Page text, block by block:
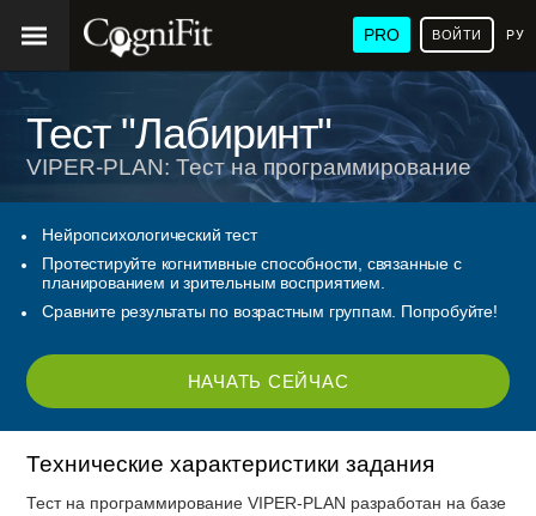
PRO ВОЙТИ
Тест "Лабиринт"
VIPER-PLAN: Тест на программирование
Нейропсихологический тест
Протестируйте когнитивные способности, связанные с
планированием и зрительным восприятием.
Сравните результаты по возрастным группам. Попробуйте!
НАЧАТЬ СЕЙЧАС
Технические характеристики задания
Тест на программирование VIPER-PLAN разработан на базе